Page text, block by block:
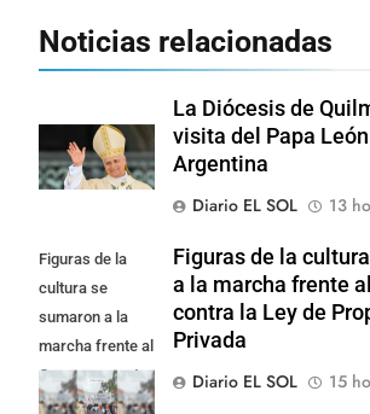
Noticias relacionadas
La Diócesis de
visita del Papa
Argentina
Diario EL SOL
13
Figuras de la
cultura se
sumaron a la
marcha frente al
Congreso contra
la Ley de
Figuras de la
a la marcha frente
contra la Ley de
Privada
Diario EL SOL
15